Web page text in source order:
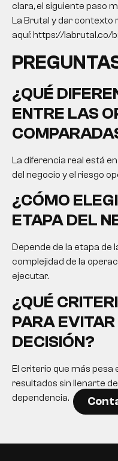
clara, el siguiente paso
La Brutal y dar contexto
aquí: https://labrutal.co/
¿QUÉ
ENTRE LAS
La diferencia real está
del negocio y el riesgo
¿CÓMO
ETAPA DEL
Depende de la etapa de
complejidad de la
ejecutar.
¿QUÉ
PARA
DECISIÓN?
El criterio que más pesa
resultados sin llenarte
dependencia.